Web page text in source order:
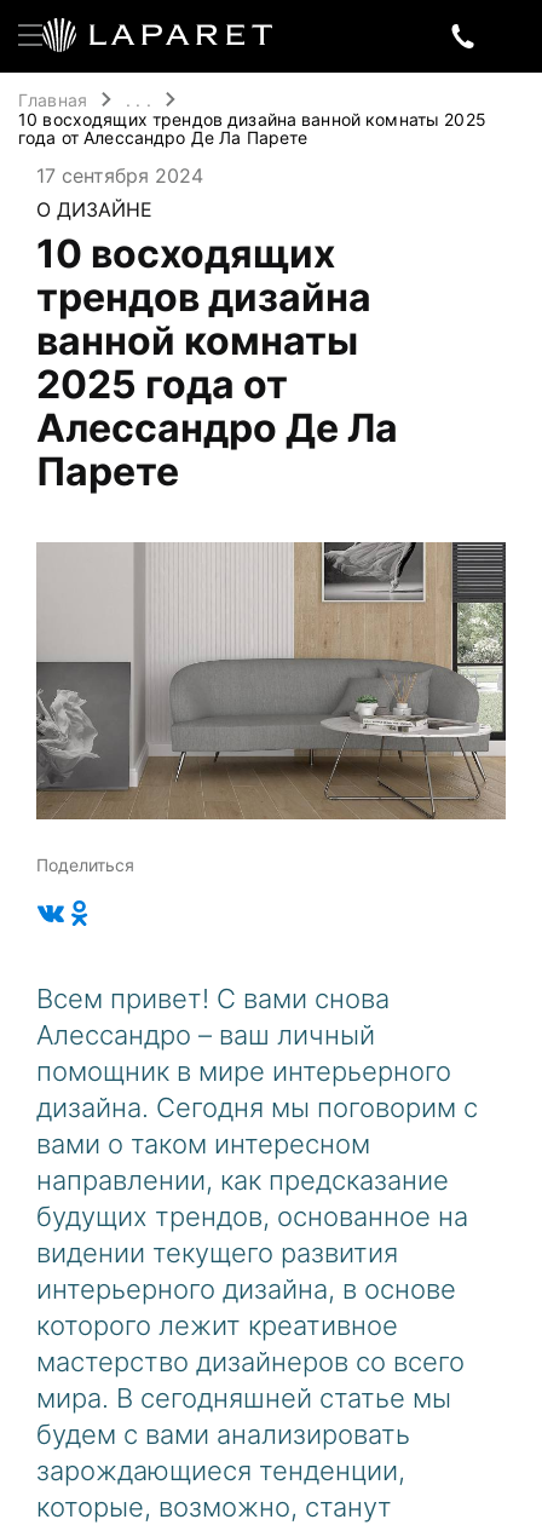
Главная
. . .
10 восходящих трендов дизайна ванной комнаты 2025
года от Алессандро Де Ла Парете
17 сентября 2024
О ДИЗАЙНЕ
10 восходящих
трендов дизайна
ванной комнаты
2025 года от
Алессандро Де Ла
Парете
Поделиться
Всем привет! С вами снова
Алессандро – ваш личный
помощник в мире интерьерного
дизайна. Сегодня мы поговорим с
вами о таком интересном
направлении, как предсказание
будущих трендов, основанное на
видении текущего развития
интерьерного дизайна, в основе
которого лежит креативное
мастерство дизайнеров со всего
мира. В сегодняшней статье мы
будем с вами анализировать
зарождающиеся тенденции,
которые, возможно, станут